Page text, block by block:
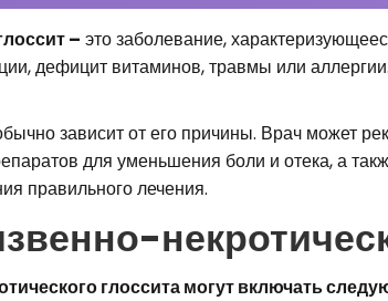
– это заболевание,
дефицит витаминов, травмы или
зависит от его причины. Врач может
для уменьшения боли и отека, а
правильного лечения.
глоссита могут включать